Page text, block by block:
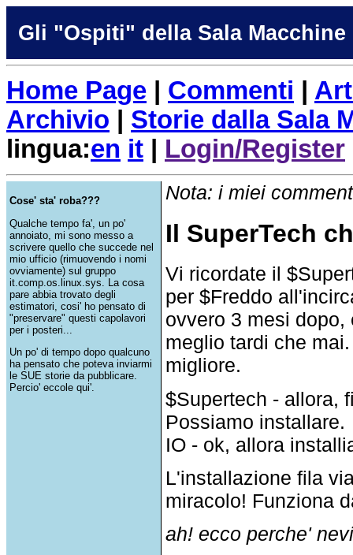
Gli "Ospiti" della Sala Macchine
Home Page Commenti
Archivio
Storie dalla Sala
lingua:en it Login/Register
Cose' sta' roba???
Qualche tempo fa', un po'
annoiato, mi sono messo a
scrivere quello che succede nel
mio ufficio (rimuovendo i nomi
ovviamente) sul gruppo
it.comp.os.linux.sys. La cosa
pare abbia trovato degli
estimatori, cosi' ho pensato di
"preservare" questi capolavori
per i posteri...
Un po' di tempo dopo qualcuno
ha pensato che poteva inviarmi
le SUE storie da pubblicare.
Percio' eccole qui'.
Nota: i miei
Il SuperTech
Vi ricordate il
per $Freddo
ovvero 3 mesi
meglio tardi che
migliore.
$Supertech - allora,
Possiamo installare.
IO - ok, allora
L'installazione fila
miracolo! Funziona
ah! ecco perche'